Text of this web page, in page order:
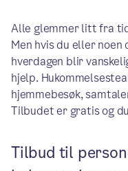
Alle glemmer litt fra
Men hvis du eller
hverdagen blir
hjelp.
hjemmebesøk,
Tilbudet er gratis og
Tilbud til